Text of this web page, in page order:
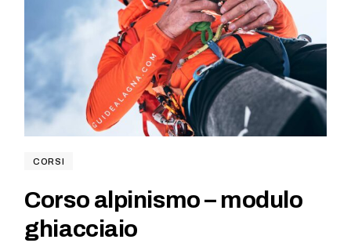
CORSI
Corso alpinismo – modulo
ghiacciaio